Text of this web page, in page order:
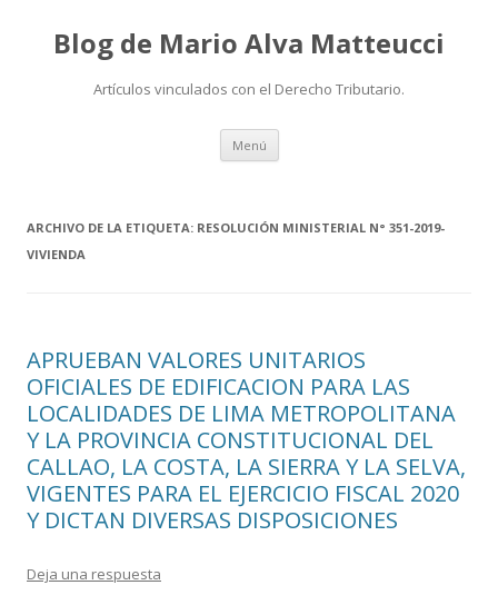
Blog de Mario Alva Matteucci
Artículos vinculados con el Derecho Tributario.
Menú Ir
contenido
ARCHIVO DE LA ETIQUETA: RESOLUCIÓN MINISTERIAL N° 351-2019-
VIVIENDA
APRUEBAN VALORES UNITARIOS
OFICIALES DE EDIFICACION PARA LAS
LOCALIDADES DE LIMA METROPOLITANA
Y LA PROVINCIA CONSTITUCIONAL DEL
CALLAO, LA COSTA, LA SIERRA Y LA SELVA,
VIGENTES PARA EL EJERCICIO FISCAL 2020
Y DICTAN DIVERSAS DISPOSICIONES
Deja una respuesta